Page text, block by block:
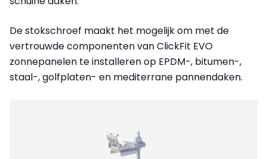
De stokschroef maakt het mogelijk om met de
vertrouwde componenten van ClickFit EVO
zonnepanelen te installeren op EPDM-, bitumen-,
staal-, golfplaten- en mediterrane pannendaken.